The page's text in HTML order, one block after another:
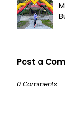
Post a
0 Comments